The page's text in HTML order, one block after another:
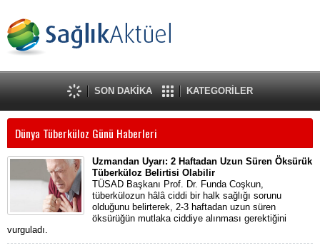
SON DAKİKA KATEGORİLER
Dünya Tüberküloz Günü Haberleri
Uzmandan Uyarı: 2 Haftadan Uzun Süren Öksürük
Tüberküloz Belirtisi Olabilir
TÜSAD Başkanı Prof. Dr. Funda Coşkun,
tüberkülozun hâlâ ciddi bir halk sağlığı sorunu
olduğunu belirterek, 2-3 haftadan uzun süren
öksürüğün mutlaka ciddiye alınması gerektiğini
vurguladı.